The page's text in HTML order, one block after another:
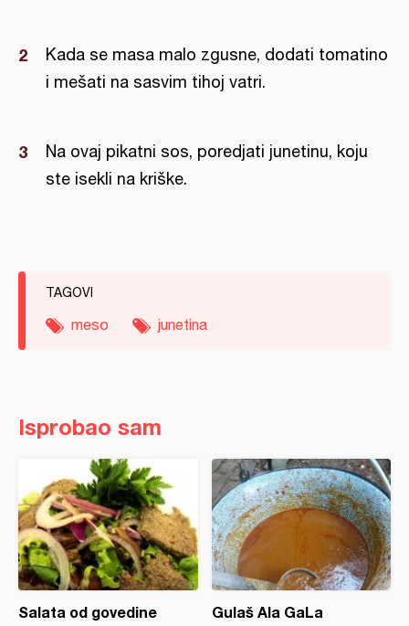
Kada se masa malo zgusne, dodati tomatino
i mešati na sasvim tihoj vatri.
Na ovaj pikatni sos, poredjati junetinu, koju
ste isekli na kriške.
TAGOVI
meso junetina
Isprobao sam
Salata od govedine Gulaš Ala GaLa